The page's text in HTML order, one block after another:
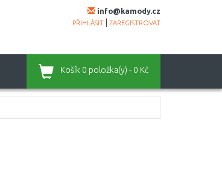
info@kamody.cz
PŘIHLÁSIT ZAREGISTROVAT
Košík 0 položka(y) - 0 Kč